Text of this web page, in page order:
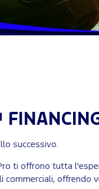
successivo.
ti offrono tutta
commerciali, offrendo